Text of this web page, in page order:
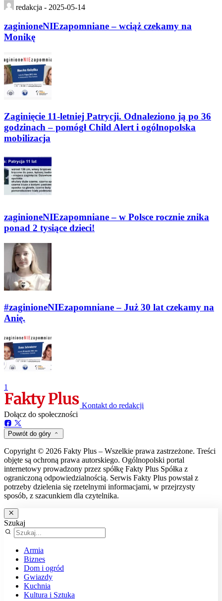
redakcja - 2025-05-14
zaginioneNIEzapomniane – wciąż czekamy na
Monikę
Zaginięcie 11-letniej Patrycji. Odnaleziono ją po 36
godzinach – pomógł Child Alert i ogólnopolska
mobilizacja
zaginioneNIEzapomniane – w Polsce rocznie znika
ponad 2 tysiące dzieci!
#zaginioneNIEzapomniane – Już 30 lat czekamy na
Anię.
1
Kontakt do redakcji
Dołącz do społeczności
Powrót do góry
Copyright © 2026 Fakty Plus – Wszelkie prawa zastrzeżone. Treści
objęte są ochroną prawa autorskiego. Ogólnopolski portal
internetowy prowadzony przez spółkę Fakty Plus Spółka z
ograniczoną odpowiedzialnością. Serwis Fakty Plus powstał z
potrzeby dzielenia się rzetelnymi informacjami, w przejrzysty
sposób, z szacunkiem dla czytelnika.
Szukaj
Armia
Biznes
Dom i ogród
Gwiazdy
Kuchnia
Kultura i Sztuka